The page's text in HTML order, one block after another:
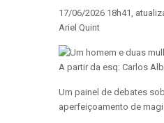
17/06/2026 18h41,
Ariel Quint
A partir da esq: Carlos
Um painel de debates
aperfeiçoamento de